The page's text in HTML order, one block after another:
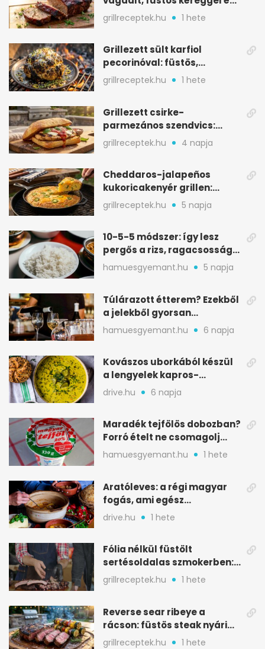
BBQ mázzal
grillreceptek.hu 1 hete
Grillezett sült karfiol
pecorinóval: füstös,
karamellizált nyári kedvenc
grillreceptek.hu 1 hete
Grillezett csirke-
parmezános szendvics:
ropogós csirke, olvadó sajt
grillreceptek.hu 4 napja
Cheddaros-jalapeños
kukoricakenyér grillen:
ropogós alj, puha belső
grillreceptek.hu 5 napja
10-5-5 módszer: így lesz
pergős a rizs, ragacsosság
nélkül
hamuesgyemant.hu 5 napja
Túlárazott étterem? Ezekből
a jelekből gyorsan
észreveheted
hamuesgyemant.hu 6 napja
Kovászos uborkából készül
a lengyelek kapros-
savanykás levese
drive.hu 6 napja
Maradék tejfölös dobozban?
Forró ételt ne csomagolj
ilyen tégelybe
hamuesgyemant.hu 1 hete
Aratóleves: a régi magyar
fogás, ami egész
csapatokat jóllakatott
drive.hu 1 hete
Fólia nélkül füstölt
sertésoldalas szmokerben:
ropogós bark, 6 óra
grillreceptek.hu 1 hete
Reverse sear ribeye a
rácson: füstös steak nyári
tökkebabbal
grillreceptek.hu 1 hete